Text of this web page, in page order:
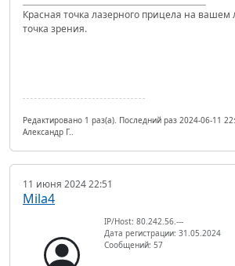
Красная точка лазерного прицела на вашем
точка зрения.
Редактировано 1 раз(а). Последний раз 2024-06-11
Александр Г..
11 июня 2024 22:51
Mila4
IP/Host: 80.242.56.---
Дата регистрации: 31.05.2024
Сообщений: 57